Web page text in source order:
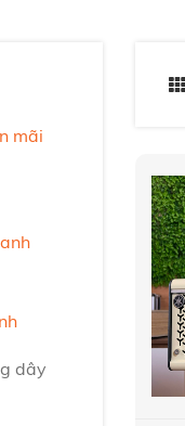
mãi
dây